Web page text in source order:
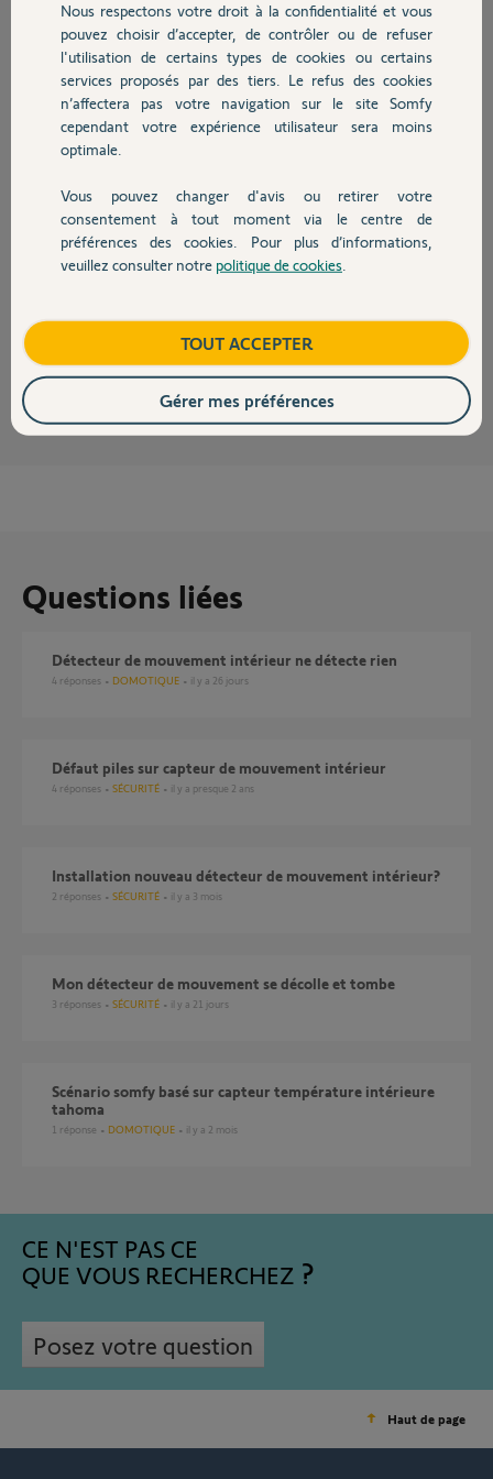
Chauffage
Autres produits
Devis avec un pro
Contact
Merci,
Yonel T.
il y a environ 2 mois
Participer au fil de discussion
Réponses
Bonjour
d'essayer de le réassocier ?
Questions liées
Détecteur de mouvement intérieur ne détecte rien
4 réponses DOMOTIQUE il y a 26 jours
Défaut piles sur capteur de mouvement intérieur
4 réponses SÉCURITÉ il y a presque 2 ans
installation nouveau détecteur de mouvement intérieur?
2 réponses SÉCURITÉ il y a 3 mois
Mon détecteur de mouvement se décolle et tombe
3 réponses SÉCURITÉ il y a 21 jours
Scénario somfy basé sur capteur température intérieure
tahoma
1 réponse DOMOTIQUE il y a 2 mois
CE N'EST PAS CE
QUE VOUS RECHERCHEZ
Posez votre question
Haut de page
Nous respectons votre droit à la confidentialité et vous
pouvez choisir d’accepter, de contrôler ou de refuser
l'utilisation de certains types de cookies ou certains
services proposés par des tiers. Le refus des cookies
n’affectera pas votre navigation sur le site Somfy
cependant votre expérience utilisateur sera moins
optimale.
Vous pouvez changer d'avis ou retirer votre
consentement à tout moment via le centre de
préférences des cookies. Pour plus d’informations,
veuillez consulter notre politique de cookies
TOUT ACCEPTER
Gérer mes préférences